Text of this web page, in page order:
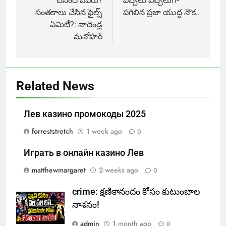
సంతకాలు చేసిన ఫైల్స్
ఏమిటీ?: నాదెండ్ల
మనోహర్
పగిలిన ప్రజా యుద్ద నౌక..
Related News
Лев казино промокоды 2025
forreststretch
1 week ago 0
Играть в онлайн казино Лев
matthewmargaret
2 weeks ago 0
crime: క్షణికానందం కోసం కుటుంబాల
నాశనం!
admin
1 month ago 0